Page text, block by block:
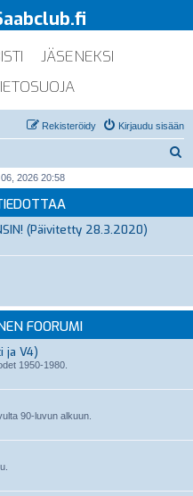
JÄSENEKSI
Kirjaudu sisään
Rekisteröidy
i
2026 20:58
(Päivitetty 28.3.2020)
FOORUMI
ja V4)
1950-1980.
90-luvun alkuun.